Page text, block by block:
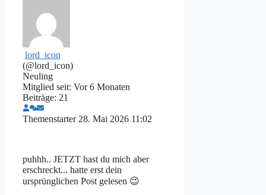
lord_icon
(@lord_icon)
Neuling
Mitglied seit: Vor 6 Monaten
Beiträge: 21
Themenstarter 28. Mai 2026 11:02
puhhh.. JETZT hast du mich aber
erschreckt... hatte erst dein
ursprünglichen Post gelesen 😉